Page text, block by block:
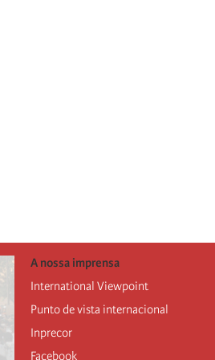
A nossa imprensa
International Viewpoint
Punto de vista internacional
Inprecor
Facebook